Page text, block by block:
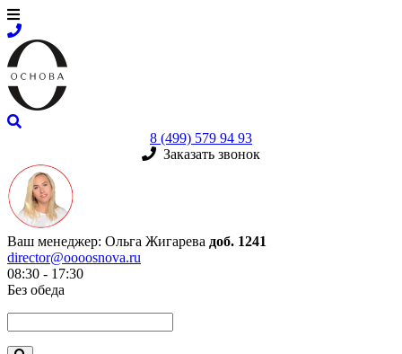
8 (499) 579 94 93
Заказать звонок
Ваш менеджер: Ольга Жигарева доб. 1241
director@oooosnova.ru
08:30 - 17:30
Без обеда